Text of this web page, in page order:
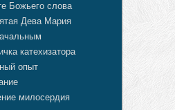
Божьего слова
Дева Мария
катехизатора
опыт
милосердия